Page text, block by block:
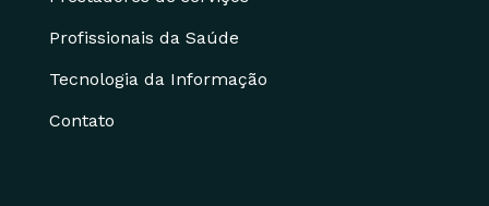
Profissionais da Saúde
Tecnologia da Informação
Contato